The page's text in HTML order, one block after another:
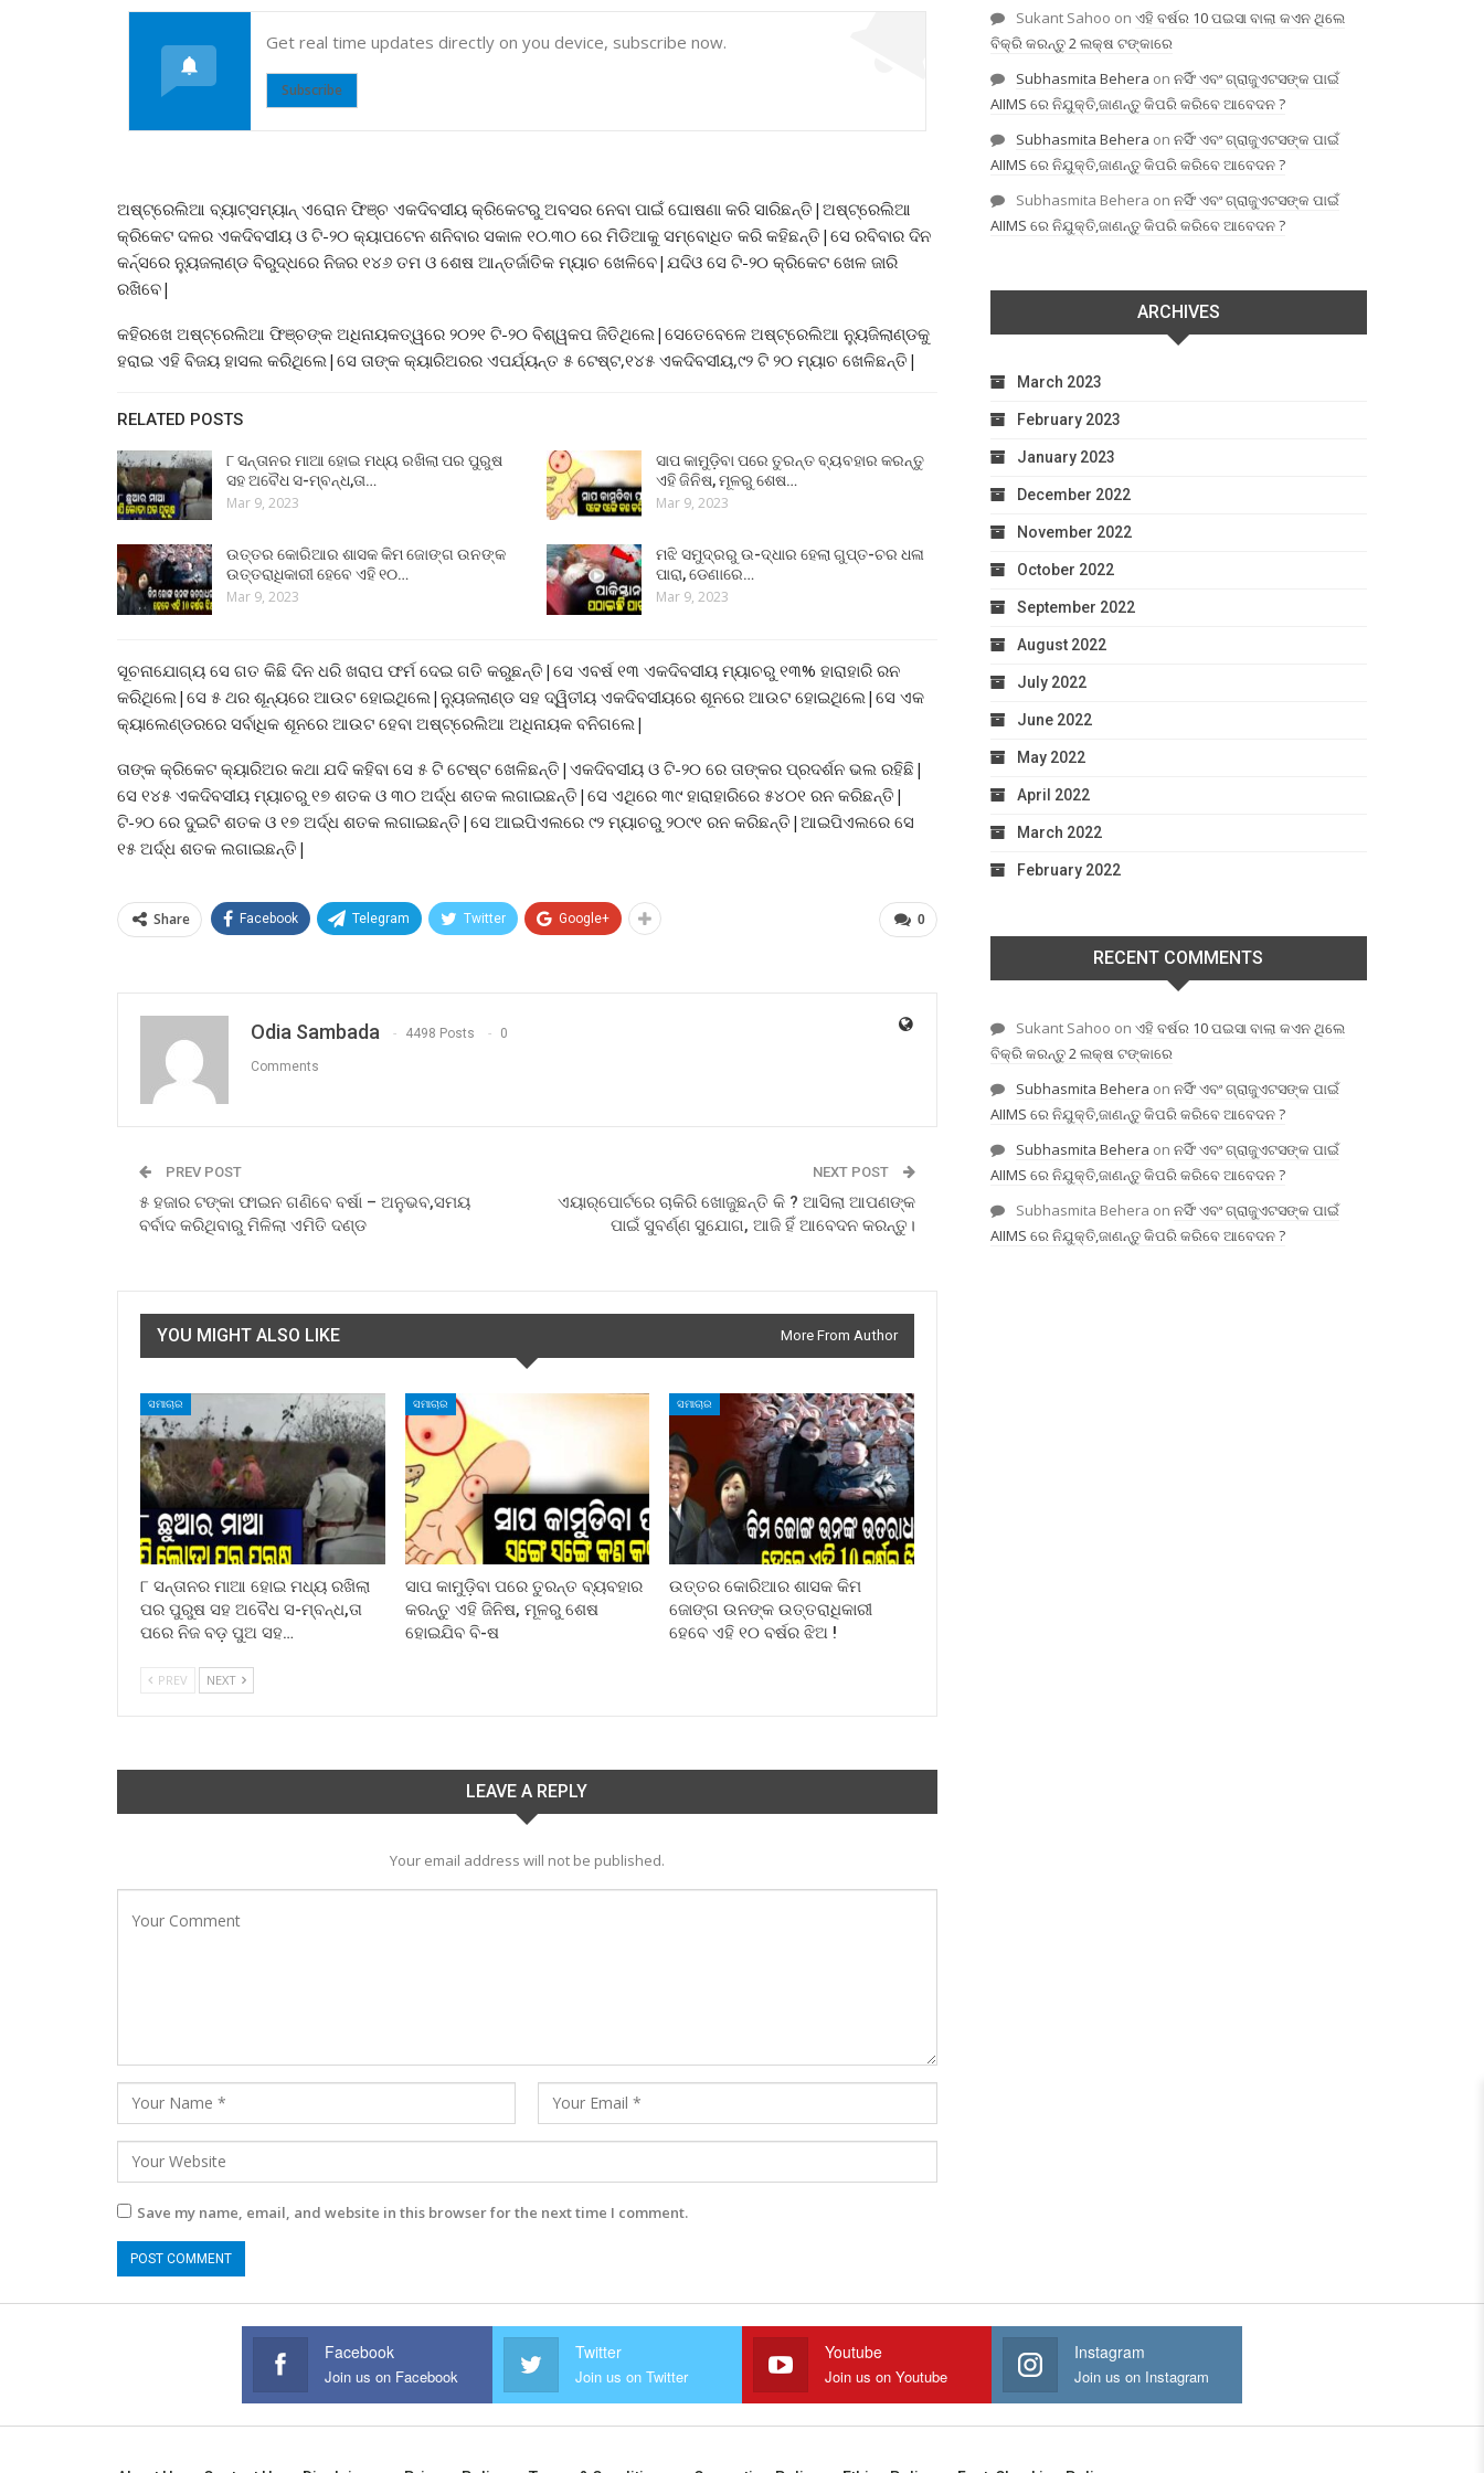
Get real time updates directly on you device, subscribe now.
Subscribe
ଅଷ୍ଟ୍ରେଲିଆ ବ୍ୟାଟ୍ସମ୍ୟାନ୍ ଏରୋନ ଫିଞ୍ଚ ଏକଦିବସୀୟ କ୍ରିକେଟରୁ ଅବସର ନେବା ପାଇଁ ଘୋଷଣା କରି ସାରିଛନ୍ତି|ଅଷ୍ଟ୍ରେଲିଆ
କ୍ରିକେଟ ଦଳର ଏକଦିବସୀୟ ଓ ଟି-୨୦ କ୍ୟାପଟେନ ଶନିବାର ସକାଳ ୧୦.୩୦ ରେ ମିଡିଆକୁ ସମ୍ବୋଧିତ କରି କହିଛନ୍ତି|ସେ ରବିବାର ଦିନ
କର୍ନ୍ସରେ ନ୍ୟୁଜଲାଣ୍ଡ ବିରୁଦ୍ଧରେ ନିଜର ୧୪୬ ତମ ଓ ଶେଷ ଆନ୍ତର୍ଜାତିକ ମ୍ୟାଚ ଖେଳିବେ|ଯଦିଓ ସେ ଟି-୨୦ କ୍ରିକେଟ ଖେଳ ଜାରି
ରଖିବେ|
କହିରଖେ ଅଷ୍ଟ୍ରେଲିଆ ଫିଞ୍ଚଙ୍କ ଅଧିନାୟକତ୍ୱରେ ୨୦୨୧ ଟି-୨୦ ବିଶ୍ୱକପ ଜିତିଥିଲେ|ସେତେବେଳେ ଅଷ୍ଟ୍ରେଲିଆ ନ୍ୟୁଜିଲାଣ୍ଡକୁ
ହରାଇ ଏହି ବିଜୟ ହାସଲ କରିଥିଲେ|ସେ ତାଙ୍କ କ୍ୟାରିଅରର ଏପର୍ଯ୍ୟନ୍ତ ୫ ଟେଷ୍ଟ,୧୪୫ ଏକଦିବସୀୟ,୯୨ ଟି ୨୦ ମ୍ୟାଚ ଖେଳିଛନ୍ତି|
RELATED POSTS
୮ ସନ୍ତାନର ମାଆ ହୋଇ ମଧ୍ୟ ରଖିଲା ପର ପୁରୁଷ
ସହ ଅବୈଧ ସ-ମ୍ବନ୍ଧ,ତା…
Mar 9, 2023
ସାପ କାମୁଡ଼ିବା ପରେ ତୁରନ୍ତ ବ୍ୟବହାର କରନ୍ତୁ
ଏହି ଜିନିଷ, ମୂଳରୁ ଶେଷ…
Mar 9, 2023
ଉତ୍ତର କୋରିଆର ଶାସକ କିମ ଜୋଙ୍ଗ ଉନଙ୍କ
ଉତ୍ତରାଧିକାରୀ ହେବେ ଏହି ୧୦…
Mar 9, 2023
ମଝି ସମୁଦ୍ରରୁ ଉ-ଦ୍ଧାର ହେଲା ଗୁପ୍ତ-ଚର ଧଳା
ପାରା, ଡେଣାରେ…
Mar 9, 2023
ସୂଚନାଯୋଗ୍ୟ ସେ ଗତ କିଛି ଦିନ ଧରି ଖରାପ ଫର୍ମ ଦେଇ ଗତି କରୁଛନ୍ତି|ସେ ଏବର୍ଷ ୧୩ ଏକଦିବସୀୟ ମ୍ୟାଚରୁ ୧୩% ହାରାହାରି ରନ
କରିଥିଲେ|ସେ ୫ ଥର ଶୂନ୍ୟରେ ଆଉଟ ହୋଇଥିଲେ|ନ୍ୟୁଜଲାଣ୍ଡ ସହ ଦ୍ୱିତୀୟ ଏକଦିବସୀୟରେ ଶୂନରେ ଆଉଟ ହୋଇଥିଲେ|ସେ ଏକ
କ୍ୟାଲେଣ୍ଡରରେ ସର୍ବାଧିକ ଶୂନରେ ଆଉଟ ହେବା ଅଷ୍ଟ୍ରେଲିଆ ଅଧିନାୟକ ବନିଗଲେ|
ତାଙ୍କ କ୍ରିକେଟ କ୍ୟାରିଅର କଥା ଯଦି କହିବା ସେ ୫ ଟି ଟେଷ୍ଟ ଖେଳିଛନ୍ତି|ଏକଦିବସୀୟ ଓ ଟି-୨୦ ରେ ତାଙ୍କର ପ୍ରଦର୍ଶନ ଭଲ ରହିଛି|
ସେ ୧୪୫ ଏକଦିବସୀୟ ମ୍ୟାଚରୁ ୧୭ ଶତକ ଓ ୩୦ ଅର୍ଦ୍ଧ ଶତକ ଲଗାଇଛନ୍ତି|ସେ ଏଥିରେ ୩୯ ହାରାହାରିରେ ୫୪୦୧ ରନ କରିଛନ୍ତି|
ଟି-୨୦ ରେ ଦୁଇଟି ଶତକ ଓ ୧୭ ଅର୍ଦ୍ଧ ଶତକ ଲଗାଇଛନ୍ତି|ସେ ଆଇପିଏଲରେ ୯୨ ମ୍ୟାଚରୁ ୨୦୯୧ ରନ କରିଛନ୍ତି|ଆଇପିଏଲରେ ସେ
୧୫ ଅର୍ଦ୍ଧ ଶତକ ଲଗାଇଛନ୍ତି|
0
Share Facebook Telegram Twitter Google+
Odia Sambada 4498 Posts 0
Comments
PREV POST
୫ ହଜାର ଟଙ୍କା ଫାଇନ ଗଣିବେ ବର୍ଷା – ଅନୁଭବ,ସମୟ
ବର୍ବାଦ କରିଥିବାରୁ ମିଳିଲା ଏମିତି ଦଣ୍ଡ
NEXT POST
ଏୟାର୍‌ପୋର୍ଟରେ ଚାକିରି ଖୋଜୁଛନ୍ତି କି ? ଆସିଲା ଆପଣଙ୍କ
ପାଇଁ ସୁବର୍ଣ୍ଣ ସୁଯୋଗ, ଆଜି ହିଁ ଆବେଦନ କରନ୍ତୁ।
YOU MIGHT ALSO LIKE More From Author
ସମାଚାର
୮ ସନ୍ତାନର ମାଆ ହୋଇ ମଧ୍ୟ ରଖିଲା
ପର ପୁରୁଷ ସହ ଅବୈଧ ସ-ମ୍ବନ୍ଧ,ତା
ପରେ ନିଜ ବଡ଼ ପୁଅ ସହ…
ସମାଚାର
ସାପ କାମୁଡ଼ିବା ପରେ ତୁରନ୍ତ ବ୍ୟବହାର
କରନ୍ତୁ ଏହି ଜିନିଷ, ମୂଳରୁ ଶେଷ
ହୋଇଯିବ ବି-ଷ
ସମାଚାର
ଉତ୍ତର କୋରିଆର ଶାସକ କିମ
ଜୋଙ୍ଗ ଉନଙ୍କ ଉତ୍ତରାଧିକାରୀ
ହେବେ ଏହି ୧୦ ବର୍ଷର ଝିଅ !
PREV NEXT
LEAVE A REPLY
Your email address will not be published.
Save my name, email, and website in this browser for the next time I comment.
Sukant Sahoo on ଏହି ବର୍ଷର 10 ପଇସା ବାଲା କଏନ ଥିଲେ
ବିକ୍ରି କରନ୍ତୁ 2 ଲକ୍ଷ ଟଙ୍କାରେ
Subhasmita Behera on ନର୍ସିଂ ଏବଂ ଗ୍ରାଜୁଏଟସଙ୍କ ପାଇଁ
AIIMS ରେ ନିଯୁକ୍ତି,ଜାଣନ୍ତୁ କିପରି କରିବେ ଆବେଦନ ?
Subhasmita Behera on ନର୍ସିଂ ଏବଂ ଗ୍ରାଜୁଏଟସଙ୍କ ପାଇଁ
AIIMS ରେ ନିଯୁକ୍ତି,ଜାଣନ୍ତୁ କିପରି କରିବେ ଆବେଦନ ?
Subhasmita Behera on ନର୍ସିଂ ଏବଂ ଗ୍ରାଜୁଏଟସଙ୍କ ପାଇଁ
AIIMS ରେ ନିଯୁକ୍ତି,ଜାଣନ୍ତୁ କିପରି କରିବେ ଆବେଦନ ?
ARCHIVES
March 2023
February 2023
January 2023
December 2022
November 2022
October 2022
September 2022
August 2022
July 2022
June 2022
May 2022
April 2022
March 2022
February 2022
RECENT COMMENTS
Sukant Sahoo on ଏହି ବର୍ଷର 10 ପଇସା ବାଲା କଏନ ଥିଲେ
ବିକ୍ରି କରନ୍ତୁ 2 ଲକ୍ଷ ଟଙ୍କାରେ
Subhasmita Behera on ନର୍ସିଂ ଏବଂ ଗ୍ରାଜୁଏଟସଙ୍କ ପାଇଁ
AIIMS ରେ ନିଯୁକ୍ତି,ଜାଣନ୍ତୁ କିପରି କରିବେ ଆବେଦନ ?
Subhasmita Behera on ନର୍ସିଂ ଏବଂ ଗ୍ରାଜୁଏଟସଙ୍କ ପାଇଁ
AIIMS ରେ ନିଯୁକ୍ତି,ଜାଣନ୍ତୁ କିପରି କରିବେ ଆବେଦନ ?
Subhasmita Behera on ନର୍ସିଂ ଏବଂ ଗ୍ରାଜୁଏଟସଙ୍କ ପାଇଁ
AIIMS ରେ ନିଯୁକ୍ତି,ଜାଣନ୍ତୁ କିପରି କରିବେ ଆବେଦନ ?
Facebook
Join us on Facebook
Twitter
Join us on Twitter
Youtube
Join us on Youtube
Instagram
Join us on Instagram